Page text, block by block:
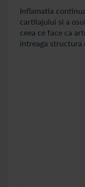
Inflamatia
cartilajului si a
ceea ce face ca
intreaga structura